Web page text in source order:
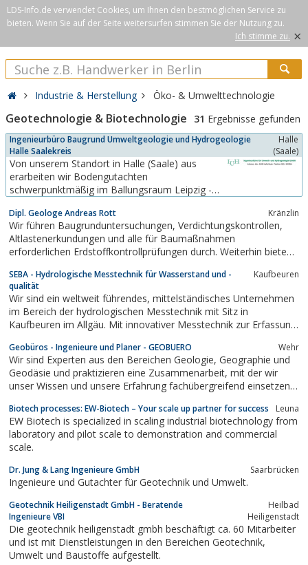
LDS-Info.de verwendet Cookies, um Ihnen den bestmöglichen Service zu
bieten. Wenn Sie auf der Seite weitersurfen stimmen Sie der Nutzung zu.
Ich stimme zu. ×
Industrie & Herstellung Öko- & Umwelttechnologie
Geotechnologie & Biotechnologie 31 Ergebnisse gefunden
Ingenieurbüro Baugrund Umweltgeologie und Hydrogeologie
Halle Saalekreis
Halle
(Saale)
Von unserem Standort in Halle (Saale) aus
erarbeiten wir Bodengutachten
schwerpunktmäßig im Ballungsraum Leipzig -
die Großräume Potsdam - Berlin, Dresden,
Chemnitz, Erfurt und Hannover. Da wir die
anfallenden technischen Arbeiten selbst
projektieren und zum Großteil auch...
Dipl. Geologe Andreas Rott Kränzlin
Wir führen Baugrunduntersuchungen, Verdichtungskontrollen,
Altlastenerkundungen und alle für Baumaßnahmen
erforderlichen Erdstoffkontrollprüfungen durch. Weiterhin bieten
SEBA - Hydrologische Messtechnik für Wasserstand und -
qualität
Kaufbeuren
Wir sind ein weltweit führendes, mittelständisches Unternehmen
im Bereich der hydrologischen Messtechnik mit Sitz in
Kaufbeuren im Allgäu. Mit innovativer Messtechnik zur Erfassung
uns auf einem dynamischen Wachstumsmarkt.
Geobüros - Ingenieure und Planer - GEOBUERO Wehr
Wir sind Experten aus den Bereichen Geologie, Geographie und
Geodäsie und praktizieren eine Zusammenarbeit, mit der wir
unser Wissen und unsere Erfahrung fachübergreifend einsetzen
um auf die unterschiedlichsten Anforderungen einzugehen.
Einfache und effiziente...
Biotech processes: EW-Biotech – Your scale up partner for success Leuna
EW Biotech is specialized in scaling industrial biotechnology from
laboratory and pilot scale to demonstration and commercial
scale.
Dr. Jung & Lang Ingenieure GmbH Saarbrücken
Ingenieure und Gutachter für Geotechnik und Umwelt.
Geotechnik Heiligenstadt GmbH - Beratende
Ingenieure VBI
Heilbad
Heiligenstadt
Die geotechnik heiligenstadt gmbh beschäftigt ca. 60 Mitarbeiter
und ist mit Dienstleistungen in den Bereichen Geotechnik,
Umwelt und Baustoffe aufgestellt.